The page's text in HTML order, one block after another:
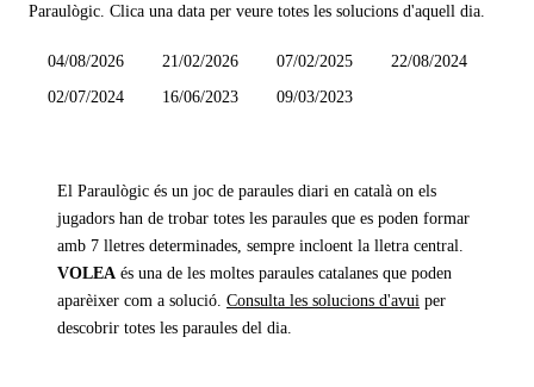
Paraulògic. Clica una data per veure totes les solucions d'aquell dia.
04/08/2026 21/02/2026 07/02/2025
22/08/2024
02/07/2024
16/06/2023 09/03/2023
El Paraulògic és un joc de paraules diari en català on els
jugadors han de trobar totes les paraules que es poden formar
amb 7 lletres determinades, sempre incloent la lletra central.
VOLEA és una de les moltes paraules catalanes que poden
aparèixer com a solució. Consulta les solucions d'avui per
descobrir totes les paraules del dia.